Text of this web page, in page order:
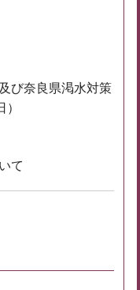
び奈良県渇水対策
て